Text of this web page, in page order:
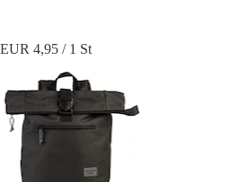
EUR 4,95 / 1 St